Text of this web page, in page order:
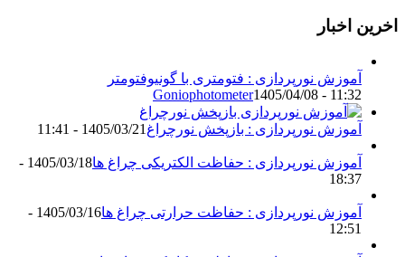
اخرین اخبار
آموزش نورپردازی : فتومتری با گونیوفتومتر
Goniophotometer1405/04/08 - 11:32
آموزش نورپردازی : بازپخش نورچراغ 1405/03/21 - 11:41
آموزش نورپردازی : حفاظت الکتریکی چراغ ها
1405/03/18 -
18:37
آموزش نورپردازی : حفاظت حرارتی چراغ ها
1405/03/16 -
12:51